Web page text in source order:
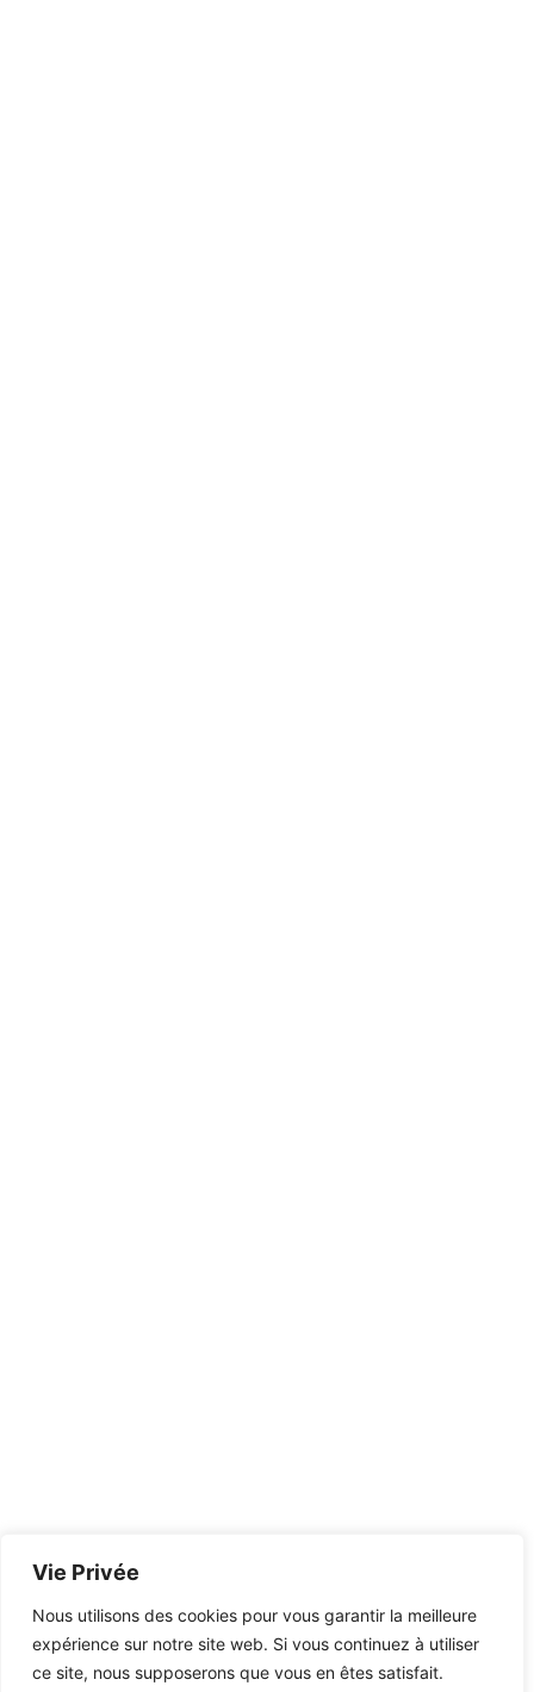
Vie Privée
Nous utilisons des cookies pour vous garantir la meilleure
expérience sur notre site web. Si vous continuez à utiliser
ce site, nous supposerons que vous en êtes satisfait.